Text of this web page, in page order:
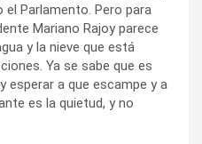
el Parlamento. Pero para
Mariano Rajoy parece
y la nieve que está
Ya se sabe que es
esperar a que escampe y a
es la quietud, y no